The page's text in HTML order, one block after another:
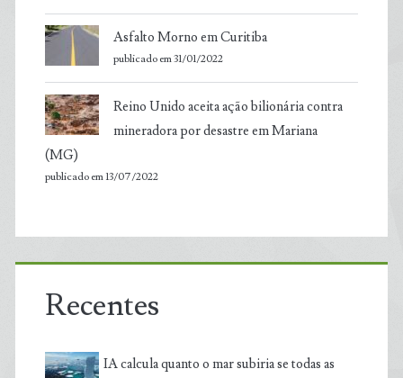
Asfalto Morno em Curitiba
publicado em 31/01/2022
Reino Unido aceita ação bilionária contra
mineradora por desastre em Mariana
(MG)
publicado em 13/07/2022
Recentes
IA calcula quanto o mar subiria se todas as